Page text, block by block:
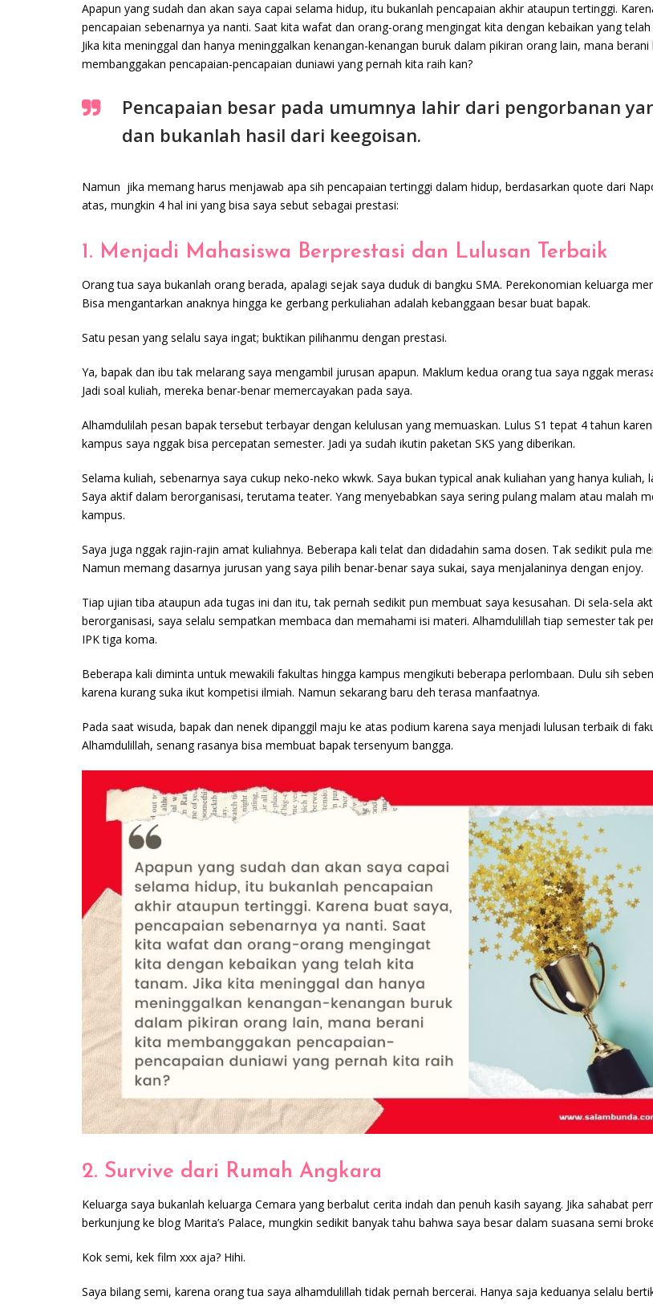
Apapun yang sudah dan akan saya capai selama hidup, itu bukanlah pencapaian akhir ataupun tertinggi.
pencapaian sebenarnya ya nanti. Saat kita wafat dan orang-orang mengingat kita dengan kebaikan yang
Jika kita meninggal dan hanya meninggalkan kenangan-kenangan buruk dalam pikiran orang lain, mana berani
membanggakan pencapaian-pencapaian duniawi yang pernah kita raih kan?
Pencapaian besar pada umumnya lahir dari pengorbanan
dan bukanlah hasil dari keegoisan.
Namun jika memang harus menjawab apa sih pencapaian tertinggi dalam hidup, berdasarkan quote dari
atas, mungkin 4 hal ini yang bisa saya sebut sebagai prestasi:
1. Menjadi Mahasiswa Berprestasi dan Lulusan Terbaik
Orang tua saya bukanlah orang berada, apalagi sejak saya duduk di bangku SMA. Perekonomian keluarga
Bisa mengantarkan anaknya hingga ke gerbang perkuliahan adalah kebanggaan besar buat bapak.
Satu pesan yang selalu saya ingat; buktikan pilihanmu dengan prestasi.
Ya, bapak dan ibu tak melarang saya mengambil jurusan apapun. Maklum kedua orang tua saya nggak
Jadi soal kuliah, mereka benar-benar memercayakan pada saya.
Alhamdulilah pesan bapak tersebut terbayar dengan kelulusan yang memuaskan. Lulus S1 tepat 4 tahun
kampus saya nggak bisa percepatan semester. Jadi ya sudah ikutin paketan SKS yang diberikan.
Selama kuliah, sebenarnya saya cukup neko-neko wkwk. Saya bukan typical anak kuliahan yang hanya kuliah,
Saya aktif dalam berorganisasi, terutama teater. Yang menyebabkan saya sering pulang malam atau malah
kampus.
Saya juga nggak rajin-rajin amat kuliahnya. Beberapa kali telat dan didadahin sama dosen. Tak sedikit pula
Namun memang dasarnya jurusan yang saya pilih benar-benar saya sukai, saya menjalaninya dengan enjoy.
Tiap ujian tiba ataupun ada tugas ini dan itu, tak pernah sedikit pun membuat saya kesusahan. Di sela-sela
berorganisasi, saya selalu sempatkan membaca dan memahami isi materi. Alhamdulillah tiap semester tak
IPK tiga koma.
Beberapa kali diminta untuk mewakili fakultas hingga kampus mengikuti beberapa perlombaan. Dulu sih
karena kurang suka ikut kompetisi ilmiah. Namun sekarang baru deh terasa manfaatnya.
Pada saat wisuda, bapak dan nenek dipanggil maju ke atas podium karena saya menjadi lulusan terbaik di
Alhamdulillah, senang rasanya bisa membuat bapak tersenyum bangga.
2. Survive dari Rumah Angkara
Keluarga saya bukanlah keluarga Cemara yang berbalut cerita indah dan penuh kasih sayang. Jika sahabat
berkunjung ke blog Marita’s Palace, mungkin sedikit banyak tahu bahwa saya besar dalam suasana semi
Kok semi, kek film xxx aja? Hihi.
Saya bilang semi, karena orang tua saya alhamdulillah tidak pernah bercerai. Hanya saja keduanya selalu